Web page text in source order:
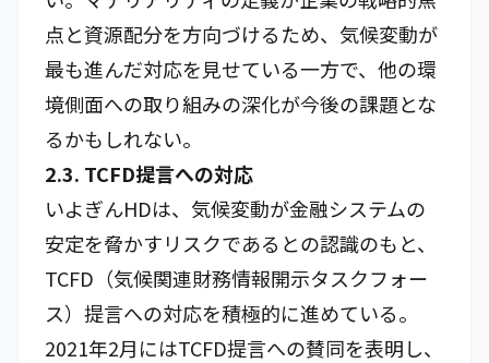
点と資源配分を方向づけるため、気候変動が
最も進んだ対応を見せている一方で、他の環
境側面への取り組みの深化が今後の課題とな
るかもしれない。
2.3. TCFD提言への対応
いよぎんHDは、気候変動が金融システムの
安定を脅かすリスクであるとの認識のもと、
TCFD（気候関連財務情報開示タスクフォー
ス）提言への対応を積極的に進めている。
2021年2月にはTCFD提言への賛同を表明し、